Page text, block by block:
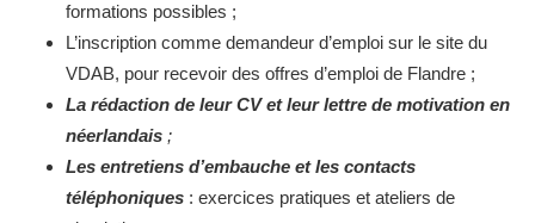
formations possibles ;
L’inscription comme demandeur d’emploi sur le site du
VDAB, pour recevoir des offres d’emploi de Flandre ;
La rédaction de leur CV et leur lettre de motivation en
néerlandais ;
Les entretiens d’embauche et les contacts
téléphoniques : exercices pratiques et ateliers de